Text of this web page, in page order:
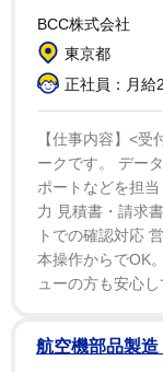
す！今回は客観
現したいなと思
タッフの方と相
集の中にいるん
戦のこともして
ら、楽しんで撮
素敵だなって思
す。私自身“写真
てお届けします
しみにしていて
BCC株式会社
東京都
正社員：月給
【仕事内容】<
ークです。 デー
ポートなどを担
力 見積書・請求
トでの確認対応
本操作からでOK
ューの方も安心
航空機部品製造